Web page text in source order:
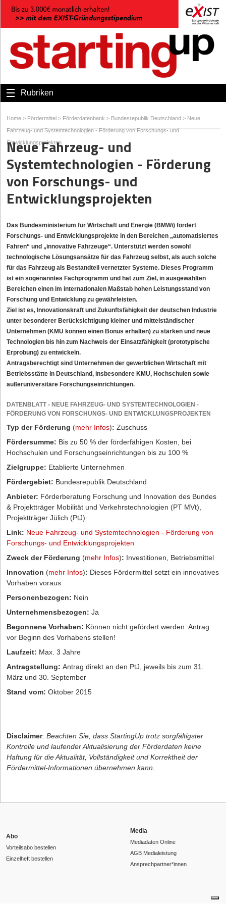
Rubriken
Home > Fördermittel > Förderdatenbank > Bundesrepublik Deutschland > Neue
Fahrzeug- und Systemtechnologien - Förderung von Forschungs- und
Entwicklungsprojekten
Neue Fahrzeug- und
Systemtechnologien - Förderung
von Forschungs- und
Entwicklungsprojekten
Das Bundesministerium für Wirtschaft und Energie (BMWi) fördert
Forschungs- und Entwicklungsprojekte in den Bereichen „automatisiertes
Fahren“ und „innovative Fahrzeuge“. Unterstützt werden sowohl
technologische Lösungsansätze für das Fahrzeug selbst, als auch solche
für das Fahrzeug als Bestandteil vernetzter Systeme. Dieses Programm
ist ein sogenanntes Fachprogramm und hat zum Ziel, in ausgewählten
Bereichen einen im internationalen Maßstab hohen Leistungsstand von
Forschung und Entwicklung zu gewährleisten.
Ziel ist es, Innovationskraft und Zukunftsfähigkeit der deutschen Industrie
unter besonderer Berücksichtigung kleiner und mittelständischer
Unternehmen (KMU können einen Bonus erhalten) zu stärken und neue
Technologien bis hin zum Nachweis der Einsatzfähigkeit (prototypische
Erprobung) zu entwickeln.
Antragsberechtigt sind Unternehmen der gewerblichen Wirtschaft mit
Betriebsstätte in Deutschland, insbesondere KMU, Hochschulen sowie
außeruniversitäre Forschungseinrichtungen.
DATENBLATT - NEUE FAHRZEUG- UND SYSTEMTECHNOLOGIEN -
FÖRDERUNG VON FORSCHUNGS- UND ENTWICKLUNGSPROJEKTEN
Typ der Förderung (mehr Infos): Zuschuss
Fördersumme: Bis zu 50 % der förderfähigen Kosten, bei
Hochschulen und Forschungseinrichtungen bis zu 100 %
Zielgruppe: Etablierte Unternehmen
Fördergebiet: Bundesrepublik Deutschland
Anbieter: Förderberatung Forschung und Innovation des Bundes
& Projektträger Mobilität und Verkehrstechnologien (PT MVt),
Projektträger Jülich (PtJ)
Link: Neue Fahrzeug- und Systemtechnologien - Förderung von
Forschungs- und Entwicklungsprojekten
Zweck der Förderung (mehr Infos): Investitionen, Betriebsmittel
Innovation (mehr Infos): Dieses Fördermittel setzt ein innovatives
Vorhaben voraus
Personenbezogen: Nein
Unternehmensbezogen: Ja
Begonnene Vorhaben: Können nicht gefördert werden. Antrag
vor Beginn des Vorhabens stellen!
Laufzeit: Max. 3 Jahre
Antragstellung: Antrag direkt an den PtJ, jeweils bis zum 31.
März und 30. September
Stand vom: Oktober 2015
Disclaimer: Beachten Sie, dass StartingUp trotz sorgfältigster
Kontrolle und laufender Aktualisierung der Förderdaten keine
Haftung für die Aktualität, Vollständigkeit und Korrektheit der
Fördermittel-Informationen übernehmen kann.
Abo
Vorteilsabo bestellen
Einzelheft bestellen
Media
Mediadaten Online
AGB Medialeistung
Ansprechpartner*innen